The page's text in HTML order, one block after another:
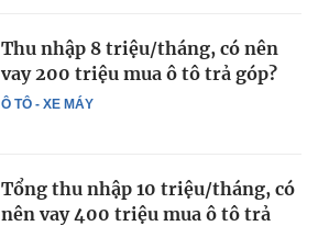
Ô TÔ - XE MÁY
Thu nhập 8 triệu/tháng, có nên
vay 200 triệu mua ô tô trả góp?
Tổng thu nhập 10 triệu/tháng, có
nên vay 400 triệu mua ô tô trả